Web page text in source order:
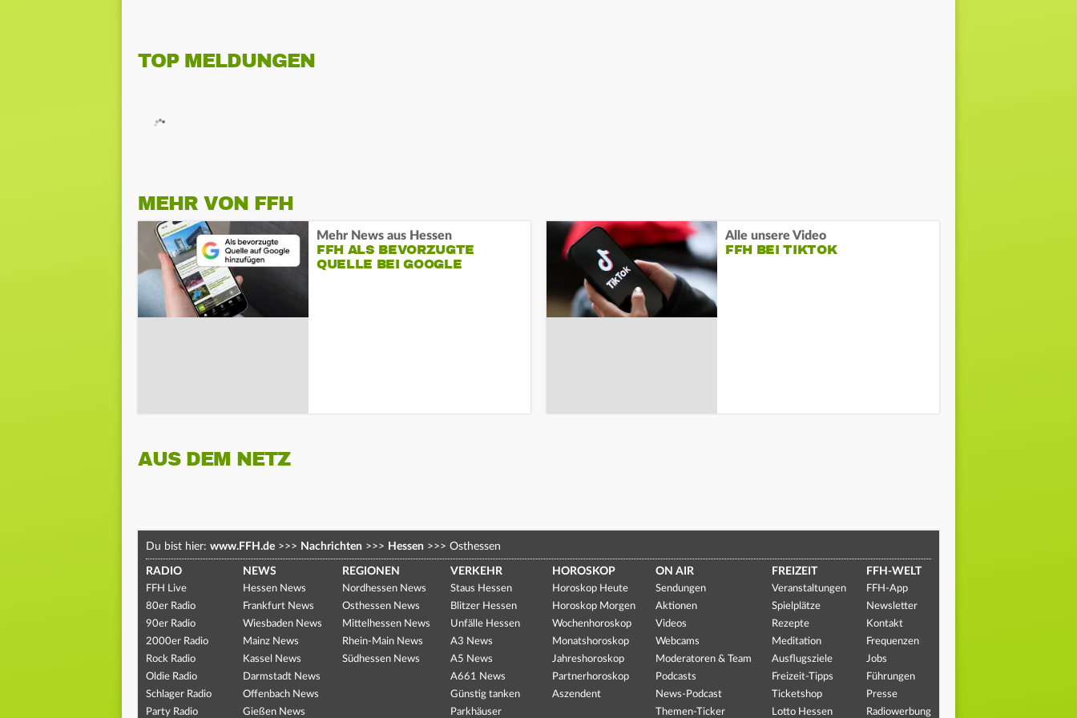
TOP MELDUNGEN
MEHR VON FFH
Mehr News aus Hessen
FFH ALS BEVORZUGTE
QUELLE BEI GOOGLE
Alle unsere Video
FFH BEI TIKTOK
AUS DEM NETZ
Du bist hier: www.FFH.de >>> Nachrichten >>> Hessen >>> Osthessen
RADIO
FFH Live
80er Radio
90er Radio
2000er Radio
Rock Radio
Oldie Radio
Schlager Radio
Party Radio
NEWS
Hessen News
Frankfurt News
Wiesbaden News
Mainz News
Kassel News
Darmstadt News
Offenbach News
Gießen News
REGIONEN
Nordhessen News
Osthessen News
Mittelhessen News
Rhein-Main News
Südhessen News
VERKEHR
Staus Hessen
Blitzer Hessen
Unfälle Hessen
A3 News
A5 News
A661 News
Günstig tanken
Parkhäuser
HOROSKOP
Horoskop Heute
Horoskop Morgen
Wochenhoroskop
Monatshoroskop
Jahreshoroskop
Partnerhoroskop
Aszendent
ON AIR
Sendungen
Aktionen
Videos
Webcams
Moderatoren & Team
Podcasts
News-Podcast
Themen-Ticker
FREIZEIT
Veranstaltungen
Spielplätze
Rezepte
Meditation
Ausflugsziele
Freizeit-Tipps
Ticketshop
Lotto Hessen
FFH-WELT
FFH-App
Newsletter
Kontakt
Frequenzen
Jobs
Führungen
Presse
Radiowerbung